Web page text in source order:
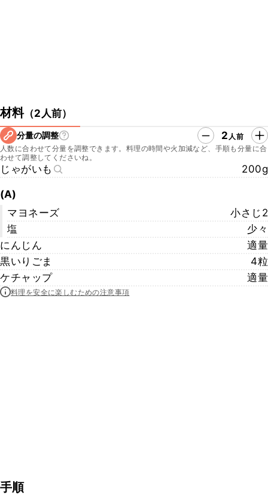
材料（2人前）
分量の調整 2 人前
人数に合わせて分量を調整できます。料理の時間や火加減など、手順も分量に合
わせて調整してくださいね。
じゃがいも 200g
(A)
マヨネーズ
小さじ2
塩
少々
にんじん
適量
黒いりごま
4粒
ケチャップ
適量
料理を安全に楽しむための注意事項
手順